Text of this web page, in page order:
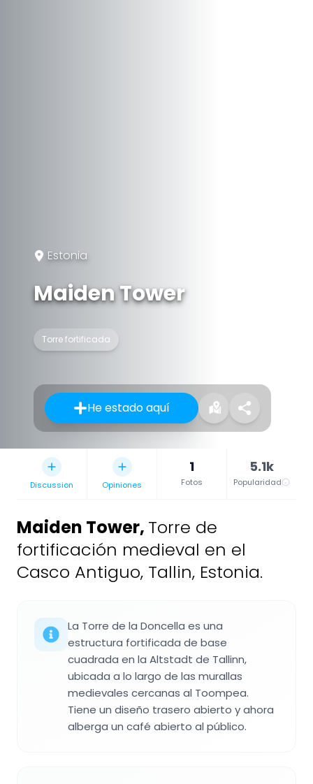
Estonia
Maiden Tower
Torre fortificada
He estado aquí
Discussion Opiniones
1
Fotos
5.1k
Popularidad
Maiden Tower, Torre de
fortificación medieval en el
Casco Antiguo, Tallin, Estonia.
La Torre de la Doncella es una
estructura fortificada de base
cuadrada en la Altstadt de Tallinn,
ubicada a lo largo de las murallas
medievales cercanas al Toompea.
Tiene un diseño trasero abierto y ahora
alberga un café abierto al público.